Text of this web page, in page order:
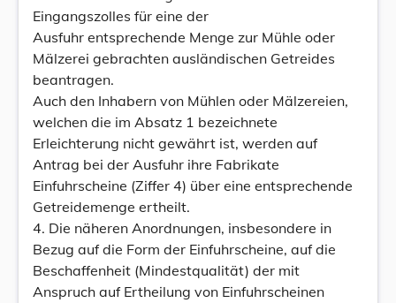
Eingangszolles für eine der
Ausfuhr entsprechende Menge zur Mühle oder
Mälzerei gebrachten ausländischen Getreides
beantragen.
Auch den Inhabern von Mühlen oder Mälzereien,
welchen die im Absatz 1 bezeichnete
Erleichterung nicht gewährt ist, werden auf
Antrag bei der Ausfuhr ihre Fabrikate
Einfuhrscheine (Ziffer 4) über eine entsprechende
Getreidemenge ertheilt.
4. Die näheren Anordnungen, insbesondere in
Bezug auf die Form der Einfuhrscheine, auf die
Beschaffenheit (Mindestqualität) der mit
Anspruch auf Ertheilung von Einfuhrscheinen